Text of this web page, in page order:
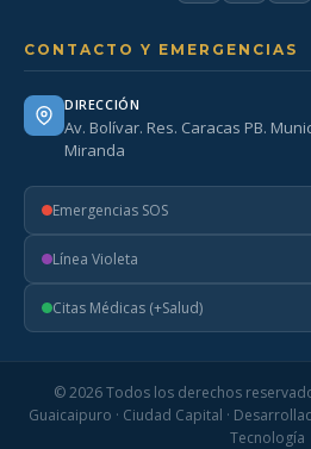
CONTACTO Y EMERGENCIAS
DIRECCIÓN
Av. Bolívar. Res. Caracas PB.
Miranda
Emergencias SOS
Línea Violeta
Citas Médicas (+Salud)
© 2026 Todos los derechos
Guaicaipuro · Ciudad Capital ·
Tecnología